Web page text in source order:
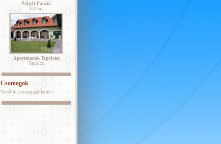
Polgár Panzió
Villány
Apartmanok Tapolcán
Tapolca
Csomagok
További csomagajánlatok »